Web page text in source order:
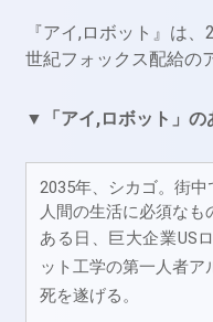
『アイ,ロボット』は
世紀フォックス配給の
▼「アイ,ロボット」の
2035年、シカゴ。街中
人間の生活に必須なも
ある日、巨大企業US
ット工学の第一人者
死を遂げる。